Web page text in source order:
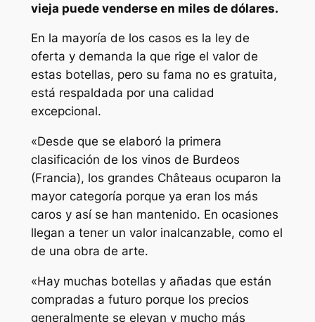
vieja puede venderse en miles de dólares.
En la mayoría de los casos es la ley de
oferta y demanda la que rige el valor de
estas botellas, pero su fama no es gratuita,
está respaldada por una calidad
excepcional.
«Desde que se elaboró la primera
clasificación de los vinos de Burdeos
(Francia), los grandes Châteaus ocuparon la
mayor categoría porque ya eran los más
caros y así se han mantenido. En ocasiones
llegan a tener un valor inalcanzable, como el
de una obra de arte.
«Hay muchas botellas y añadas que están
compradas a futuro porque los precios
generalmente se elevan y mucho más